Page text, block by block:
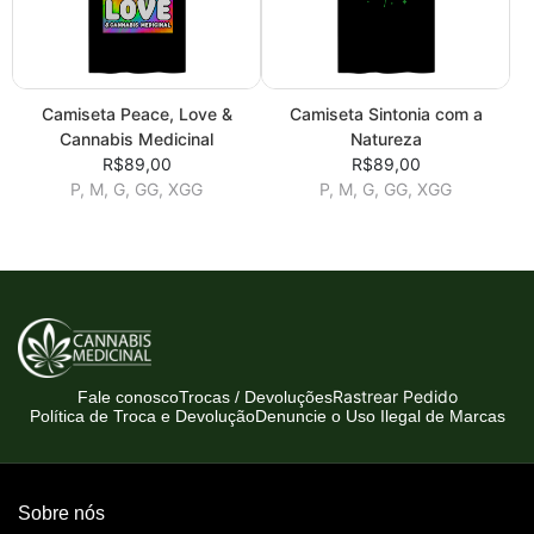
Camiseta Peace, Love &
Cannabis Medicinal
R$89,00
P, M, G, GG, XGG
Camiseta Sintonia com a
Natureza
R$89,00
P, M, G, GG, XGG
Fale conoscoTrocas / DevoluçõesRastrear Pedido
Política de Troca e DevoluçãoDenuncie o Uso Ilegal de Marcas
Sobre nós